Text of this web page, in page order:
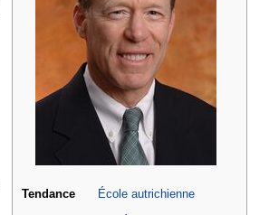
Tendance École autrichienne